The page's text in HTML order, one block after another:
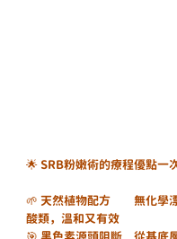
🌟 SRB粉嫩術的療程優點一
🌱 天然植物配方	無化學漂白、無刺激性
酸類，溫和又有效